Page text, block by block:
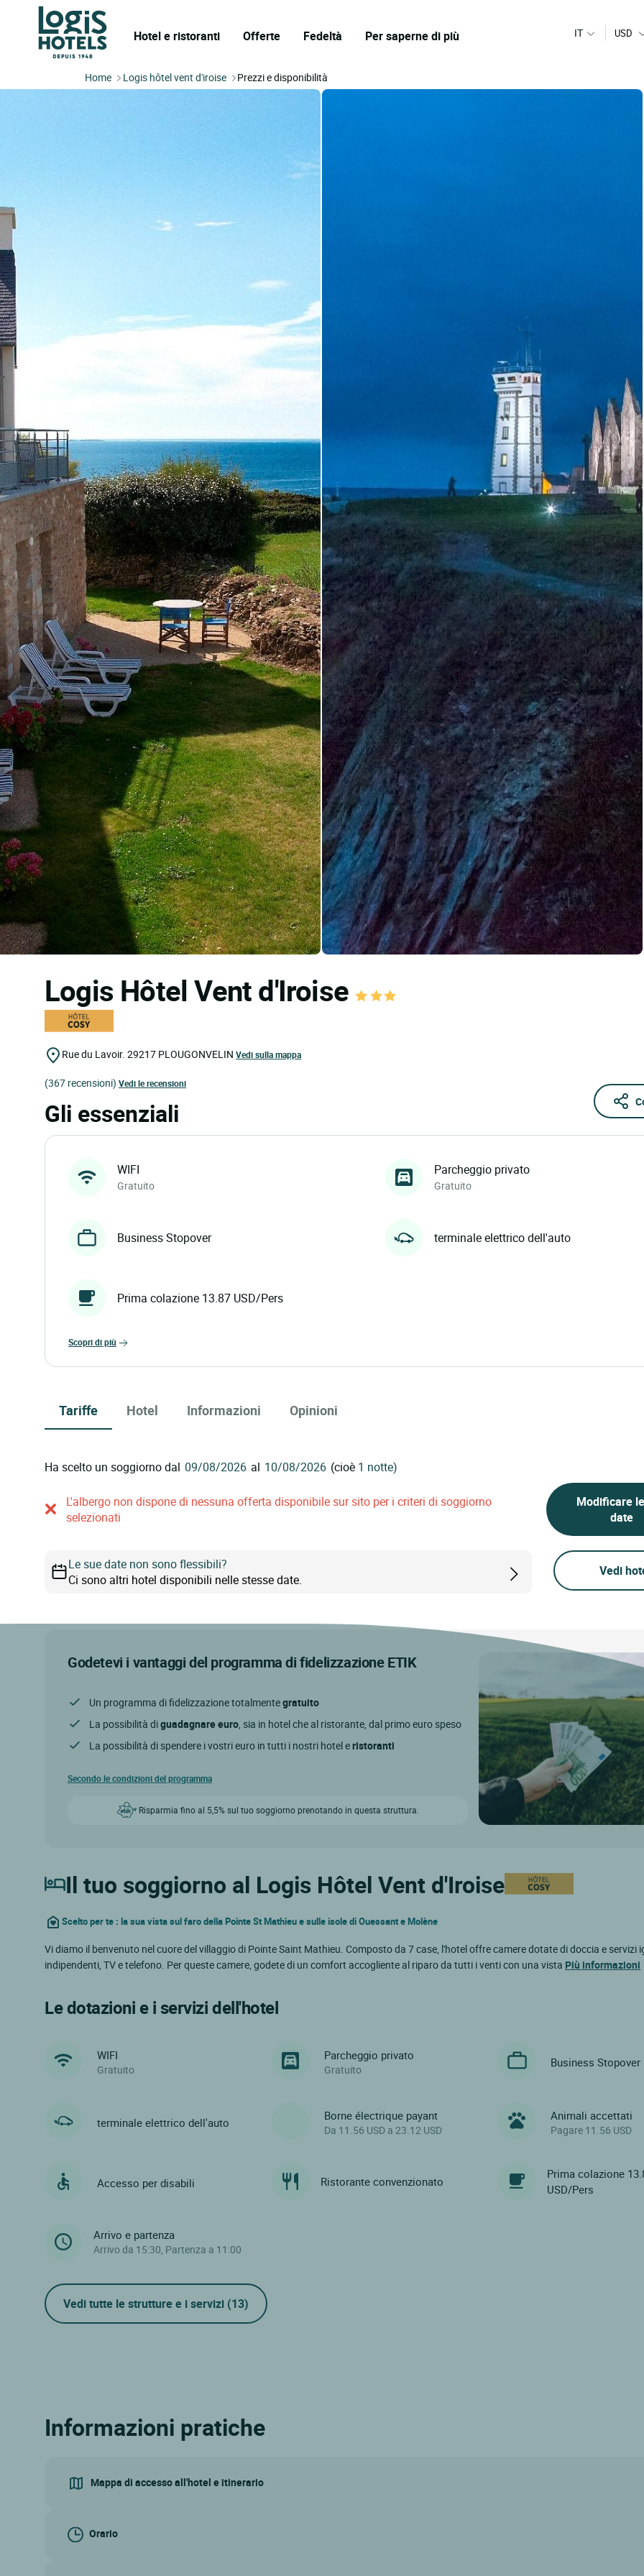
Hotel e ristoranti Offerte Fedeltà Per saperne di più IT USD
Home Logis hôtel vent d'iroise Prezzi e disponibilità
Logis Hôtel Vent d'Iroise
Rue du Lavoir. 29217 PLOUGONVELIN Vedi sulla mappa
(367 recensioni) Vedi le recensioni
Gli essenziali
WIFI
Gratuito
Parcheggio privato
Gratuito
Business Stopover terminale elettrico dell'auto
Prima colazione 13.87 USD/Pers
scopri di più
Tariffe Hotel Informazioni Opinioni
Ha scelto un soggiorno dal al (cioè 1 notte)
L'albergo non dispone di nessuna offerta disponibile sur sito per i criteri di soggiorno
selezionati
Modificare
date
Le sue date non sono flessibili?
Ci sono altri hotel disponibili nelle stesse date.
Vedi
Godetevi i vantaggi del programma di fidelizzazione ETIK
Un programma di fidelizzazione totalmentegratuito
La possibilità diguadagnare euro, sia in hotel che al ristorante, dal primo euro speso
La possibilità di spendere i vostri euro in tutti i nostri hotel eristoranti
Secondo le condizioni del programma
Risparmia fino al 5,5% sul tuo soggiorno prenotando in questa struttura.
Il tuo soggiorno al Logis Hôtel Vent d'Iroise
Scelto per te : la sua vista sul faro della Pointe St Mathieu e sulle isole di Ouessant e Molène
Vi diamo il benvenuto nel cuore del villaggio di Pointe Saint Mathieu. Composto da 7 case, l'hotel offre camere dotate di doccia e servizi
indipendenti, TV e telefono. Per queste camere, godete di un comfort accogliente al riparo da tutti i venti con una vista Più informazioni
Le dotazioni e i servizi dell'hotel
WIFI
Gratuito
Parcheggio privato
Gratuito
Business Stopover
terminale elettrico dell'auto Borne électrique payant
Da 11.56 USD a 23.12 USD
Animali accettati
Pagare 11.56 USD
Accesso per disabili Ristorante convenzionato
Prima colazione
USD/Pers
Arrivo e partenza
Arrivo da 15:30, Partenza a 11:00
Vedi tutte le strutture e i servizi (13)
Informazioni pratiche
Mappa di accesso all'hotel e itinerario
Orario